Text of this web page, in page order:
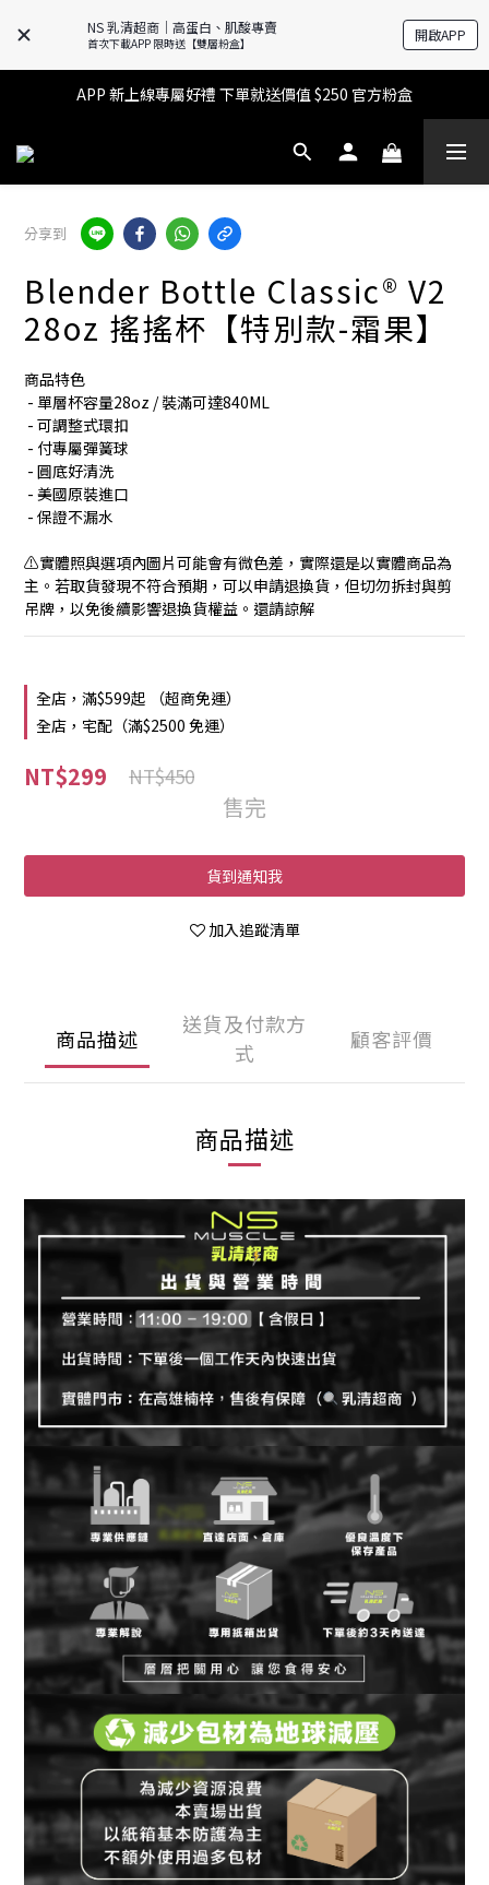
NS 乳清超商｜高蛋白、肌酸專賣
首次下載APP 限時送【雙層粉盒】 開啟APP
🔥滿$599【超商取貨免運】下單再送2%購物金+點數‼️
🔥滿$599【超商取貨免運】下單再送2%購物金+點數‼️
APP 新上線專屬好禮 下單就送價值 $250 官方粉盒
👉 乳清超商保障｜7 天鑑賞・免費退換貨
分享到
Blender Bottle Classic® V2
28oz 搖搖杯【特別款-霜果】
商品特色
- 單層杯容量28oz / 裝滿可達840ML
- 可調整式環扣
- 付專屬彈簧球
- 圓底好清洗
- 美國原裝進口
- 保證不漏水
⚠️實體照與選項內圖片可能會有微色差，實際還是以實體商品為
主。若取貨發現不符合預期，可以申請退換貨，但切勿拆封與剪
吊牌，以免後續影響退換貨權益。還請諒解
全店，滿$599起 （超商免運）
全店，宅配（滿$2500 免運）
NT$299 NT$450
售完
貨到通知我
加入追蹤清單
商品描述
送貨及付款方
式
顧客評價
商品描述